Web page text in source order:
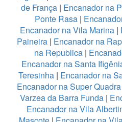
de França | Encanador na
Ponte Rasa |
Encanador na Vila Marina |
Paineira | Encanador na
na Republica|
Encanador na Santa
Teresinha| Encanador na
Encanador na Super
Varzea da Barra Funda|
Encanador na Vila